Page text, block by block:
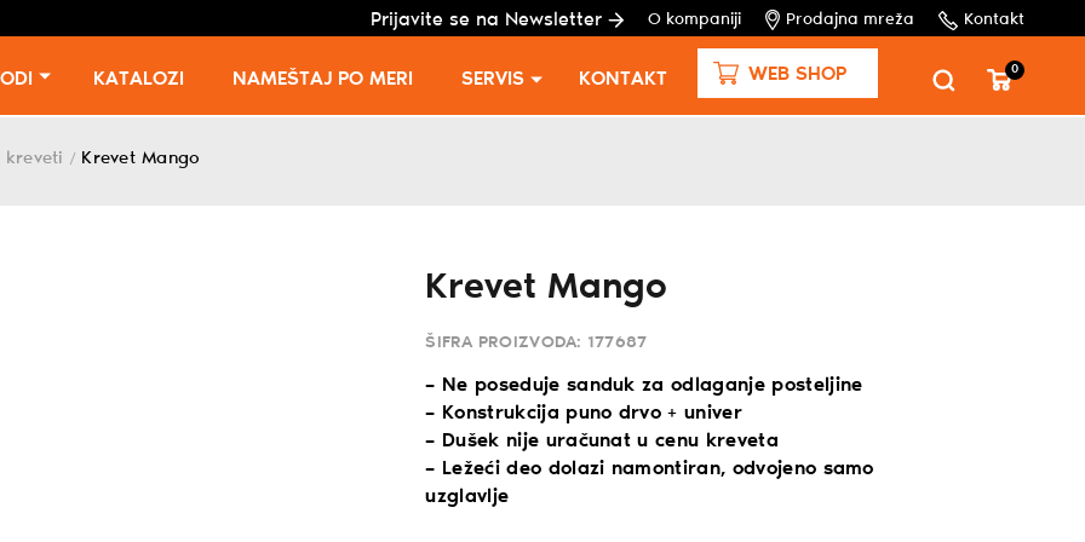
Prijavite se na Newsletter O kompaniji Prodajna mreža Kontakt
KATALOZI NAMEŠTAJ PO MERI SERVIS KONTAKT WEB SHOP 0
kreveti / Krevet Mango
Krevet Mango
ŠIFRA PROIZVODA: 177687
– Ne poseduje sanduk za odlaganje posteljine
– Konstrukcija puno drvo + univer
– Dušek nije uračunat u cenu kreveta
– Ležeći deo dolazi namontiran, odvojeno samo
uzglavlje